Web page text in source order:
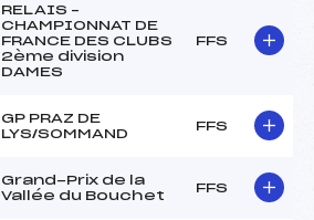
RELAIS –
CHAMPIONNAT DE
FRANCE DES CLUBS
2ème division
DAMES
FFS
GP PRAZ DE
LYS/SOMMAND
FFS
Grand-Prix de la
Vallée du Bouchet
FFS